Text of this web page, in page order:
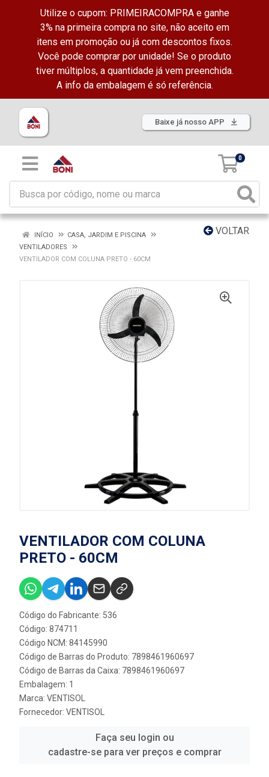
Utilize o cupom: PRIMEIRACOMPRA e ganhe
3% na primeira compra no site, não aceito em
itens em promoção ou já com descontos fixos.
Você pode comprar por unidade! Se o produto
tiver múltiplos, a quantidade já vem preenchida.
A info da embalagem é só referência.
Baixe já nosso APP
0
VOLTAR
INÍCIO
CASA, JARDIM E PISCINA
VENTILADORES
VENTILADOR COM COLUNA PRETO - 60CM
VENTILADOR COM COLUNA
PRETO - 60CM
Código do Fabricante: 536
Código: 874711
Código NCM: 84145990
Código de Barras do Produto: 7898461960697
Código de Barras da Caixa: 7898461960697
Embalagem: 1
Marca: VENTISOL
Fornecedor: VENTISOL
Faça seu login ou
cadastre-se para ver preços e comprar